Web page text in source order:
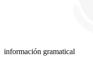
información gramatical